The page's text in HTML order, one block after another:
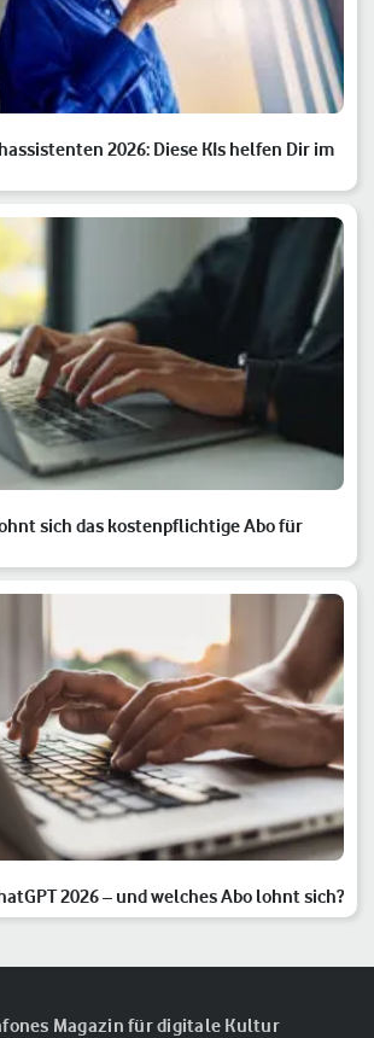
2026: Diese KIs helfen Dir im
sich das kostenpflichtige Abo für
2026 – und welches Abo lohnt sich?
Magazin für digitale Kultur